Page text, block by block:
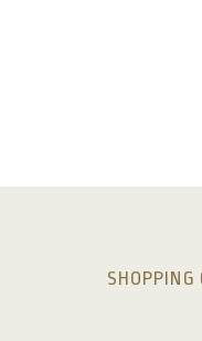
SHOPPING